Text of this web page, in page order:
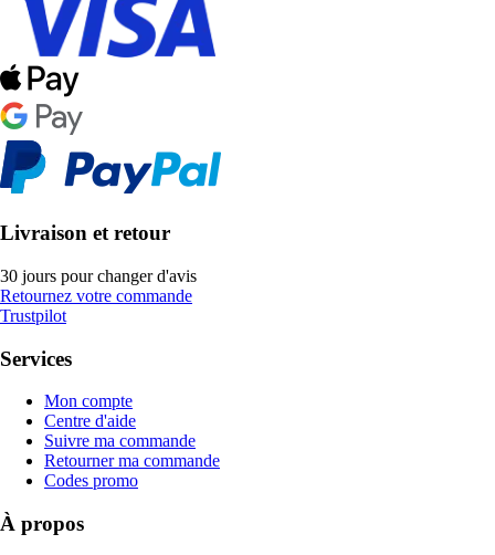
Livraison et retour
30 jours pour changer d'avis
Retournez votre commande
Trustpilot
Services
Mon compte
Centre d'aide
Suivre ma commande
Retourner ma commande
Codes promo
À propos